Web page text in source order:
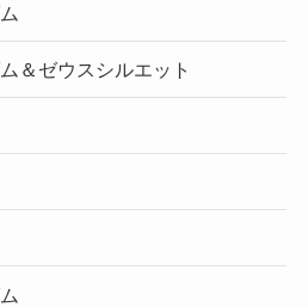
＆ゼウスシルエット